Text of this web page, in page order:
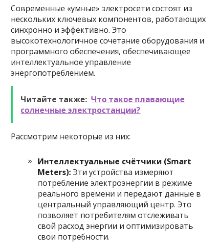
Современные «умные» электросети состоят из
нескольких ключевых компонентов, работающих
синхронно и эффективно. Это
высокотехнологичное сочетание оборудования и
программного обеспечения, обеспечивающее
интеллектуальное управление
энергопотреблением.
Читайте также: Что такое плавающие
солнечные электростанции?
Рассмотрим некоторые из них:
Интеллектуальные счётчики (Smart
Meters):Эти устройства измеряют
потребление электроэнергии в режиме
реального времени и передают данные в
центральный управляющий центр. Это
позволяет потребителям отслеживать
свой расход энергии и оптимизировать
свои потребности.